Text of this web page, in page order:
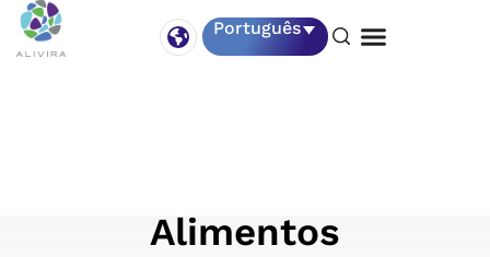
Português
Alimentos